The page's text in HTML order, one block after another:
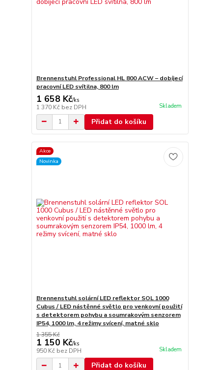
Brennenstuhl Professional HL 800 ACW – dobíjecí
pracovní LED svítilna, 800 lm
1 658 Kč/ks
1 370 Kč bez DPH Skladem
Přidat do košíku
Akce
Novinka
Brennenstuhl solární LED reflektor SOL 1000
Cubus / LED nástěnné světlo pro venkovní použití
s detektorem pohybu a soumrakovým senzorem
IP54, 1000 lm, 4 režimy svícení, matné sklo
1 355 Kč
1 150 Kč/ks
950 Kč bez DPH Skladem
Přidat do košíku